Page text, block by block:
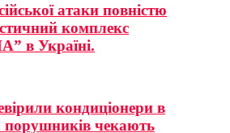
атаки повністю
комплекс
в Україні.
кондиціонери в
порушників чекають